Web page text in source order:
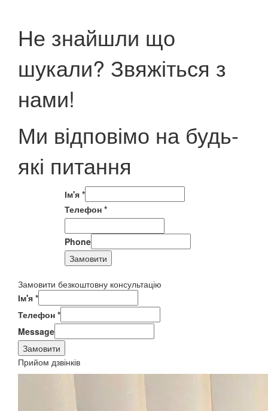
Не знайшли що
шукали? Звяжіться з
нами!
Ми відповімо на будь-
які питання
Ім'я *
Телефон *
Phone
Замовити
Замовити безкоштовну консультацію
Ім'я *
Телефон *
Message
Замовити
Прийом дзвінків